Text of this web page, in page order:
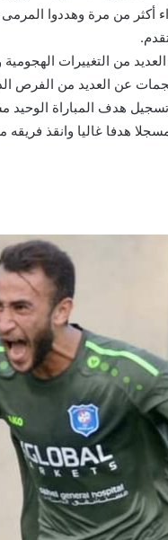
أكثر من مرة وهددوا
من التغييرات
عن العديد من الفرص
هدف المباراة الوحيد
هدفا غاليا وانقذ